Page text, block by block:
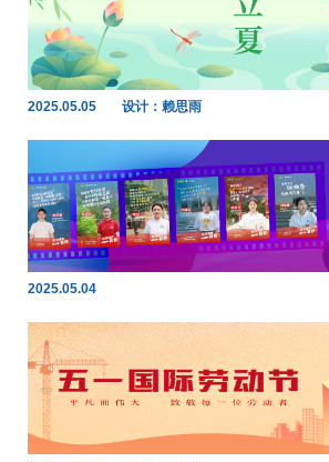
2025.05.05 设计：赖思雨
2025.05.04